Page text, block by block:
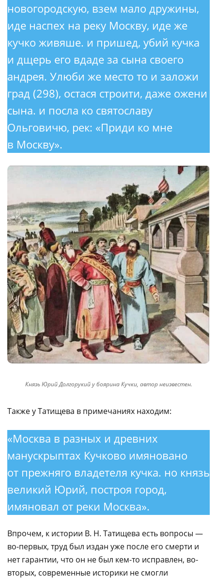
новогородскую, взем мало дружины,
иде наспех на реку Москву, иде же
кучко живяше. и пришед, убий кучка
и дщерь его вдаде за сына своего
андрея. Улюби же место то и заложи
град (298), остася строити, даже ожени
сына. и посла ко святославу
Ольговичю, рек: «Приди ко мне
в Москву».
Князь Юрий Долгорукий у боярина Кучки, автор неизвестен.
Также у Татищева в примечаниях находим:
«Москва в разных и древних
манускрыптах Кучково имяновано
от прежняго владетеля кучка. но князь
великий Юрий, построя город,
имяновал от реки Москва».
Впрочем, к истории В. Н. Татищева есть вопросы —
во-первых, труд был издан уже после его смерти и
нет гарантии, что он не был кем-то исправлен, во-
вторых, современные историки не смогли